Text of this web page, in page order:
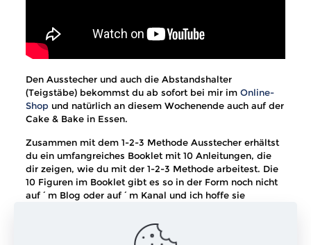
Den Ausstecher und auch die Abstandshalter
(Teigstäbe) bekommst du ab sofort bei mir im Online-
Shop und natürlich an diesem Wochenende auch auf der
Cake & Bake in Essen.
Zusammen mit dem 1-2-3 Methode Ausstecher erhältst
du ein umfangreiches Booklet mit 10 Anleitungen, die
dir zeigen, wie du mit der 1-2-3 Methode arbeitest. Die
10 Figuren im Booklet gibt es so in der Form noch nicht
auf´m Blog oder auf´m Kanal und ich hoffe sie